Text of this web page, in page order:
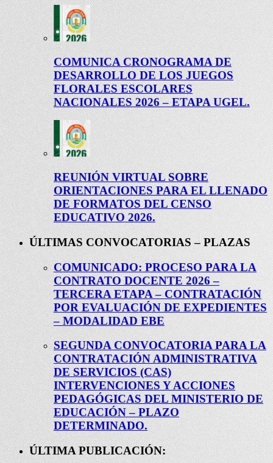
COMUNICA CRONOGRAMA DE
DESARROLLO DE LOS JUEGOS
FLORALES ESCOLARES
NACIONALES 2026 – ETAPA UGEL.
REUNIÓN VIRTUAL SOBRE
ORIENTACIONES PARA EL LLENADO
DE FORMATOS DEL CENSO
EDUCATIVO 2026.
ÚLTIMAS CONVOCATORIAS – PLAZAS
COMUNICADO: PROCESO PARA LA
CONTRATO DOCENTE 2026 –
TERCERA ETAPA – CONTRATACIÓN
POR EVALUACIÓN DE EXPEDIENTES
– MODALIDAD EBE
SEGUNDA CONVOCATORIA PARA LA
CONTRATACIÓN ADMINISTRATIVA
DE SERVICIOS (CAS)
INTERVENCIONES Y ACCIONES
PEDAGÓGICAS DEL MINISTERIO DE
EDUCACIÓN – PLAZO
DETERMINADO.
ÚLTIMA PUBLICACIÓN: